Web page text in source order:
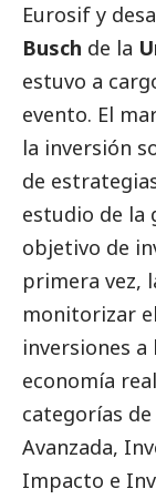
Eurosif y
Busch de la
estuvo a
evento. El
la inversión
de
estudio de la
objetivo de
primera vez,
monitorizar
inversiones
economía
categorías de
Avanzada,
Impacto e